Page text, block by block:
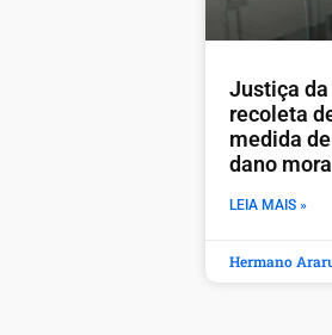
Justiça
recoleta
medida
dano moral
LEIA MAIS »
Hermano